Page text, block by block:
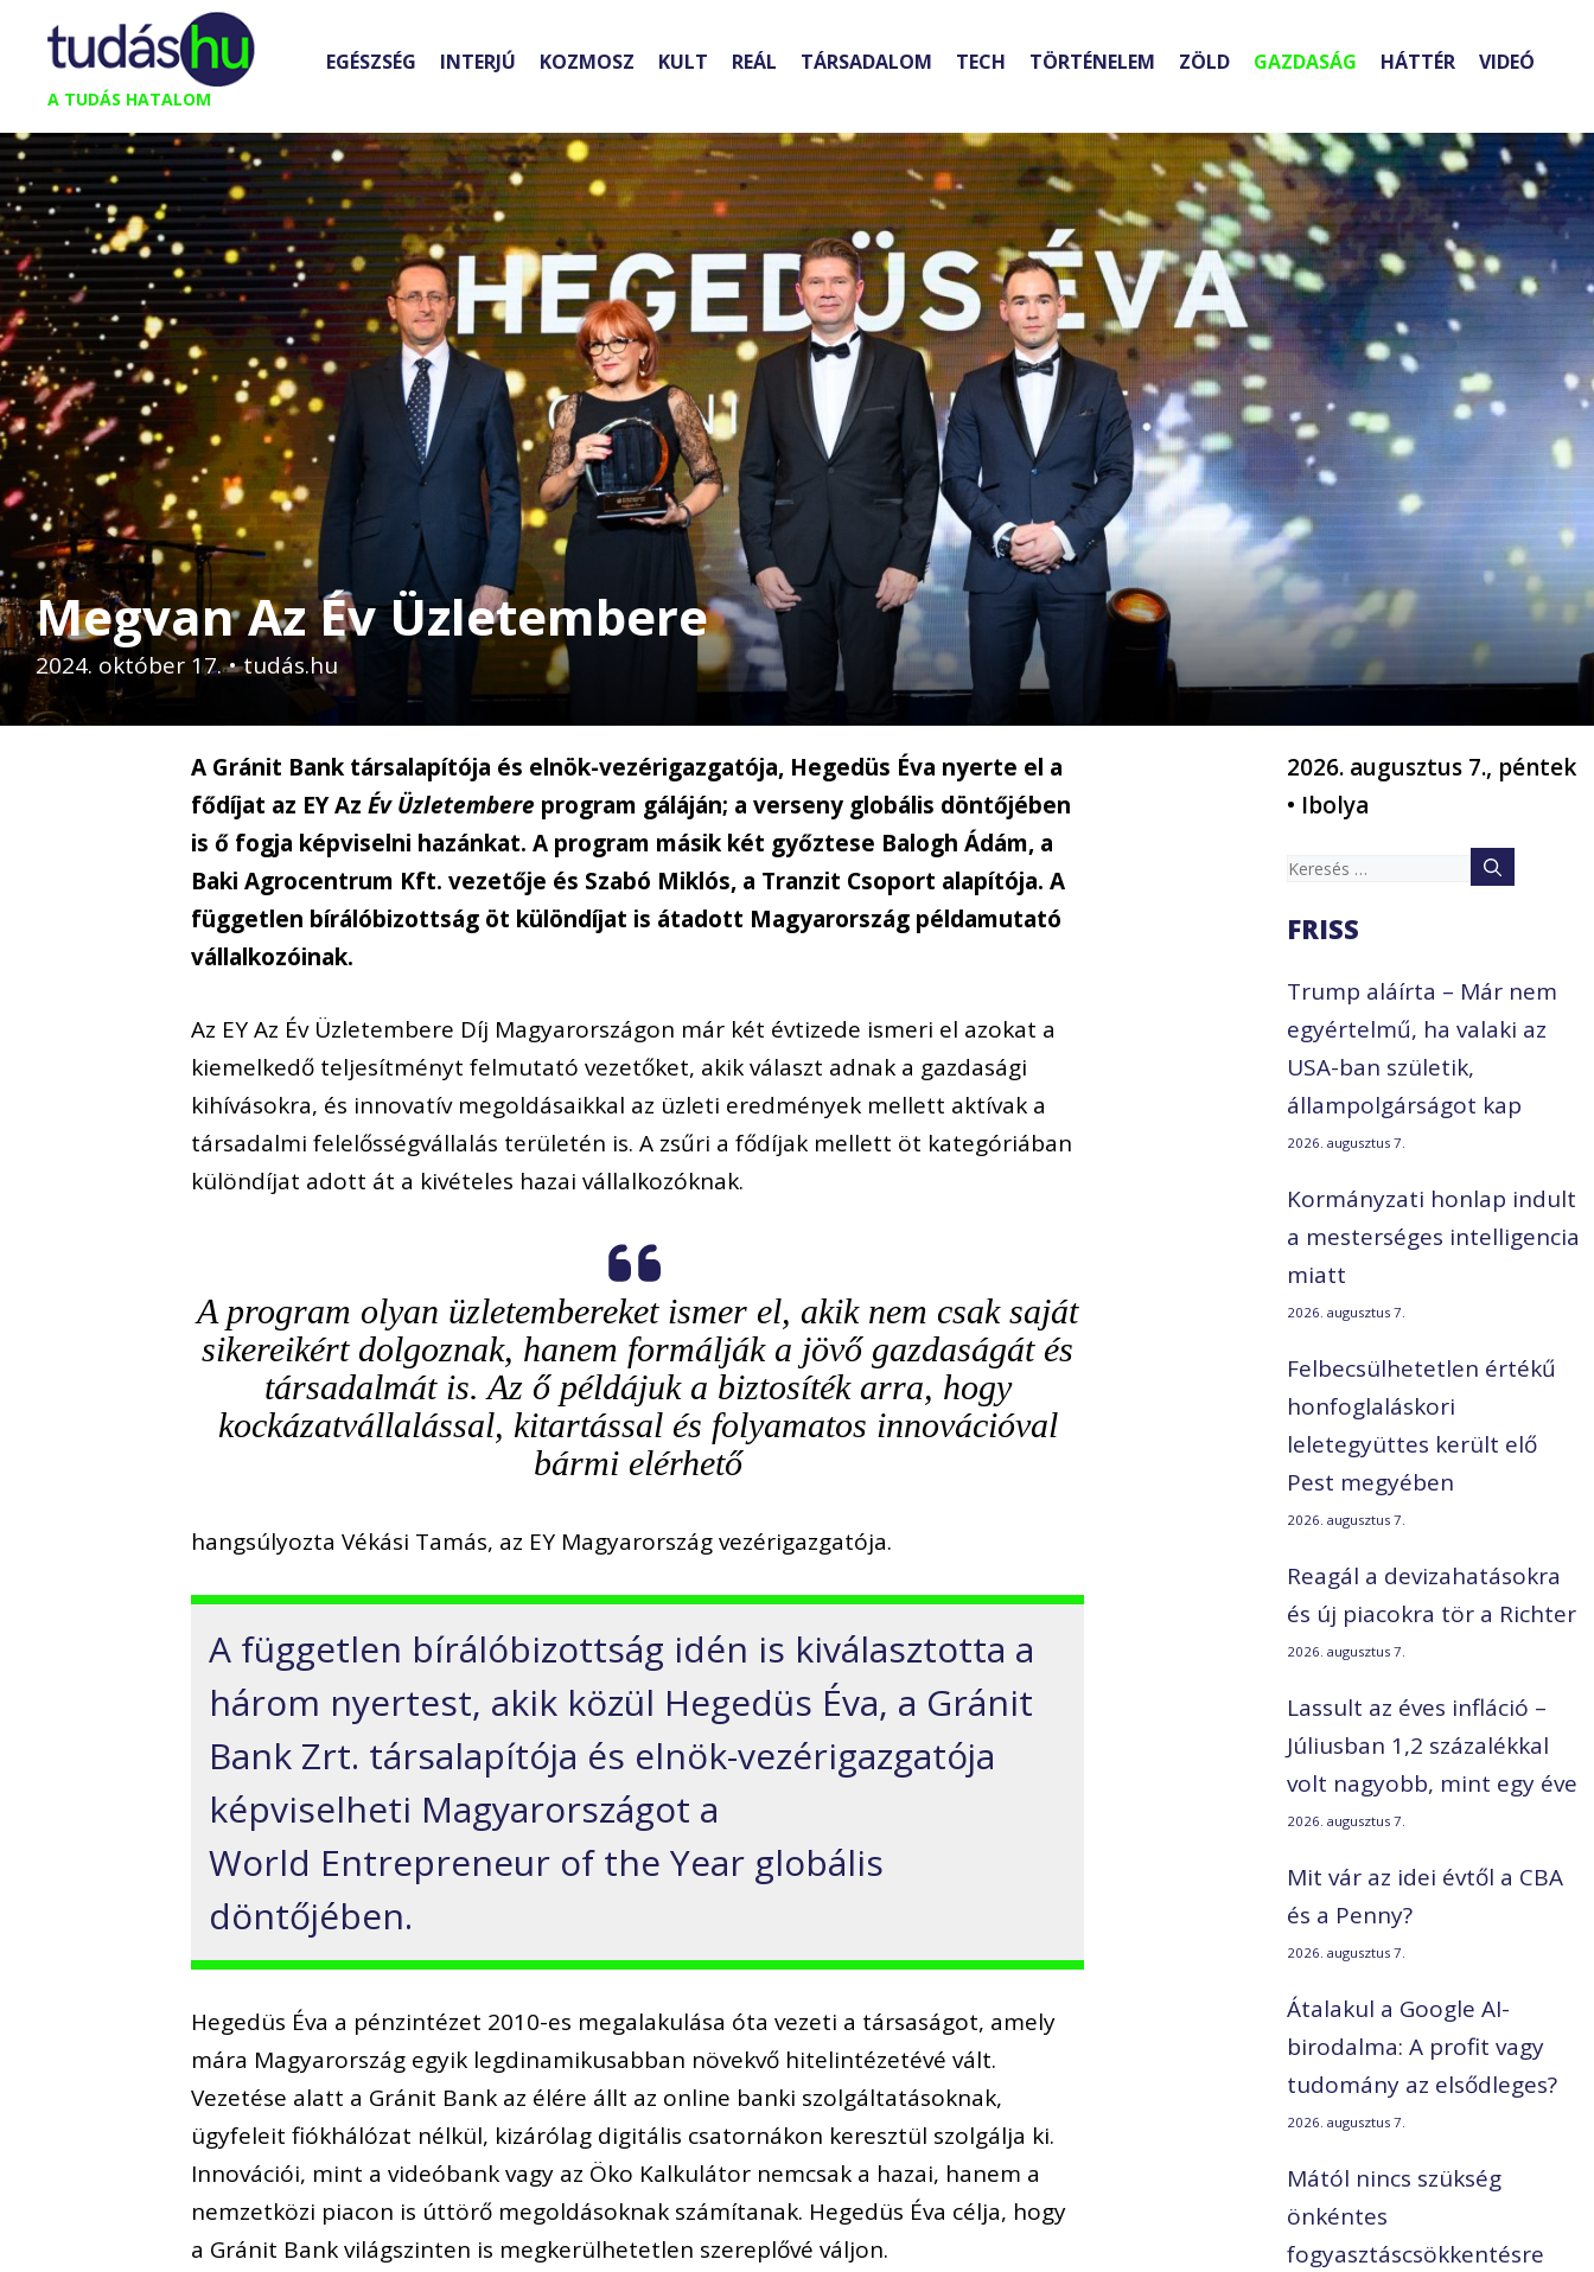
Kilépés
tartalomba
A TUDÁS HATALOM
EGÉSZSÉG INTERJÚ KOZMOSZ KULT REÁL TÁRSADALOM TECH TÖRTÉNELEM ZÖLD GAZDASÁG HÁTTÉR VIDEÓ
Megvan Az Év Üzletembere
2024. október 17.•tudás.hu
A Gránit Bank társalapítója és elnök-vezérigazgatója, Hegedüs Éva nyerte el a
fődíjat az EY AzÉv Üzletembere program gáláján; a verseny globális döntőjében
is ő fogja képviselni hazánkat. A program másik két győztese Balogh Ádám, a
Baki Agrocentrum Kft. vezetője és Szabó Miklós, a Tranzit Csoport alapítója. A
független bírálóbizottság öt különdíjat is átadott Magyarország példamutató
vállalkozóinak.
Az EY Az Év Üzletembere Díj Magyarországon már két évtizede ismeri el azokat a
kiemelkedő teljesítményt felmutató vezetőket, akik választ adnak a gazdasági
kihívásokra, és innovatív megoldásaikkal az üzleti eredmények mellett aktívak a
társadalmi felelősségvállalás területén is. A zsűri a fődíjak mellett öt kategóriában
különdíjat adott át a kivételes hazai vállalkozóknak.
A program olyan üzletembereket ismer el, akik nem csak saját
sikereikért dolgoznak, hanem formálják a jövő gazdaságát és
társadalmát is. Az ő példájuk a biztosíték arra, hogy
kockázatvállalással, kitartással és folyamatos innovációval
bármi elérhető
hangsúlyozta Vékási Tamás, az EY Magyarország vezérigazgatója.
A független bírálóbizottság idén is kiválasztotta a
három nyertest, akik közül Hegedüs Éva, a Gránit
Bank Zrt. társalapítója és elnök-vezérigazgatója
képviselheti Magyarországot a
World Entrepreneur of the Year globális
döntőjében.
Hegedüs Éva a pénzintézet 2010-es megalakulása óta vezeti a társaságot, amely
mára Magyarország egyik legdinamikusabban növekvő hitelintézetévé vált.
Vezetése alatt a Gránit Bank az élére állt az online banki szolgáltatásoknak,
ügyfeleit fiókhálózat nélkül, kizárólag digitális csatornákon keresztül szolgálja ki.
Innovációi, mint a videóbank vagy az Öko Kalkulátor nemcsak a hazai, hanem a
nemzetközi piacon is úttörő megoldásoknak számítanak. Hegedüs Éva célja, hogy
a Gránit Bank világszinten is megkerülhetetlen szereplővé váljon.
2026. augusztus 7., péntek
• Ibolya
Keresés:
FRISS
Trump aláírta – Már nem
egyértelmű, ha valaki az
USA-ban születik,
állampolgárságot kap
2026. augusztus 7.
Kormányzati honlap indult
a mesterséges intelligencia
miatt
2026. augusztus 7.
Felbecsülhetetlen értékű
honfoglaláskori
leletegyüttes került elő
Pest megyében
2026. augusztus 7.
Reagál a devizahatásokra
és új piacokra tör a Richter
2026. augusztus 7.
Lassult az éves infláció –
Júliusban 1,2 százalékkal
volt nagyobb, mint egy éve
2026. augusztus 7.
Mit vár az idei évtől a CBA
és a Penny?
2026. augusztus 7.
Átalakul a Google AI-
birodalma: A profit vagy
tudomány az elsődleges?
2026. augusztus 7.
Mától nincs szükség
önkéntes
fogyasztáscsökkentésre